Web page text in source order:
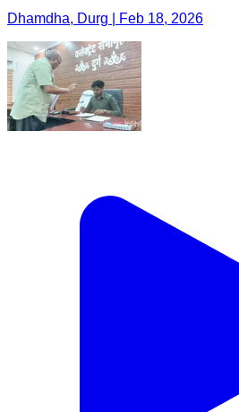
Dhamdha, Durg | Feb 18, 2026